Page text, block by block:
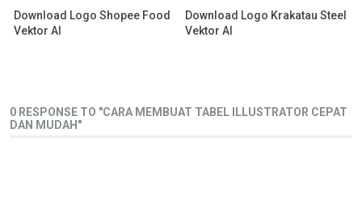
Download Logo Shopee Food
Vektor AI
Download Logo Krakatau Steel
Vektor AI
0 RESPONSE TO "CARA MEMBUAT TABEL ILLUSTRATOR CEPAT
DAN MUDAH"